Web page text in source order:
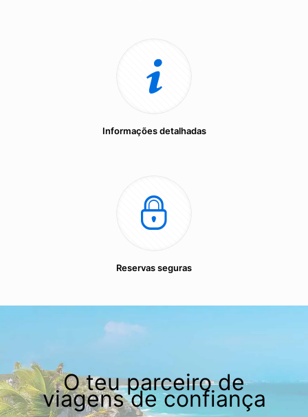
Informações detalhadas
Reservas seguras
O teu parceiro de
viagens de confiança